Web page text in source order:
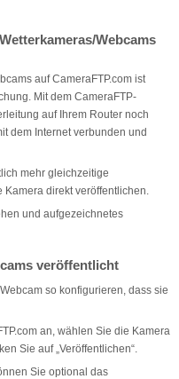
Webcams
auf CameraFTP.com ist
Mit dem CameraFTP-
auf Ihrem Router noch
dem Internet verbunden und
mehr gleichzeitige
direkt veröffentlichen.
und aufgezeichnetes
veröffentlicht
so konfigurieren, dass sie
an, wählen Sie die Kamera
Sie auf „Veröffentlichen“.
Sie optional das